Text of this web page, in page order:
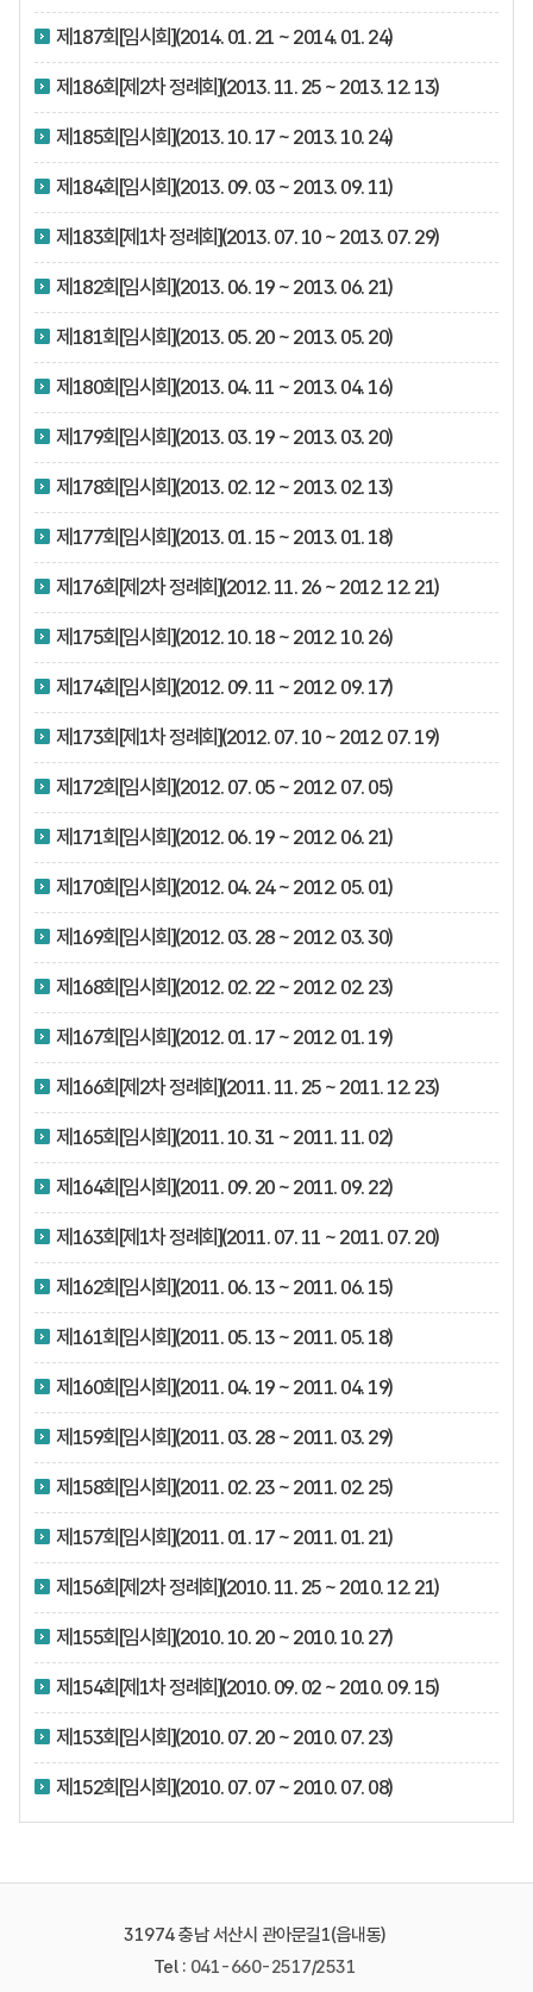
제187회[임시회](2014. 01. 21 ~ 2014. 01. 24)
제186회[제2차 정례회](2013. 11. 25 ~ 2013. 12. 13)
제185회[임시회](2013. 10. 17 ~ 2013. 10. 24)
제184회[임시회](2013. 09. 03 ~ 2013. 09. 11)
제183회[제1차 정례회](2013. 07. 10 ~ 2013. 07. 29)
제182회[임시회](2013. 06. 19 ~ 2013. 06. 21)
제181회[임시회](2013. 05. 20 ~ 2013. 05. 20)
제180회[임시회](2013. 04. 11 ~ 2013. 04. 16)
제179회[임시회](2013. 03. 19 ~ 2013. 03. 20)
제178회[임시회](2013. 02. 12 ~ 2013. 02. 13)
제177회[임시회](2013. 01. 15 ~ 2013. 01. 18)
제176회[제2차 정례회](2012. 11. 26 ~ 2012. 12. 21)
제175회[임시회](2012. 10. 18 ~ 2012. 10. 26)
제174회[임시회](2012. 09. 11 ~ 2012. 09. 17)
제173회[제1차 정례회](2012. 07. 10 ~ 2012. 07. 19)
제172회[임시회](2012. 07. 05 ~ 2012. 07. 05)
제171회[임시회](2012. 06. 19 ~ 2012. 06. 21)
제170회[임시회](2012. 04. 24 ~ 2012. 05. 01)
제169회[임시회](2012. 03. 28 ~ 2012. 03. 30)
제168회[임시회](2012. 02. 22 ~ 2012. 02. 23)
제167회[임시회](2012. 01. 17 ~ 2012. 01. 19)
제166회[제2차 정례회](2011. 11. 25 ~ 2011. 12. 23)
제165회[임시회](2011. 10. 31 ~ 2011. 11. 02)
제164회[임시회](2011. 09. 20 ~ 2011. 09. 22)
제163회[제1차 정례회](2011. 07. 11 ~ 2011. 07. 20)
제162회[임시회](2011. 06. 13 ~ 2011. 06. 15)
제161회[임시회](2011. 05. 13 ~ 2011. 05. 18)
제160회[임시회](2011. 04. 19 ~ 2011. 04. 19)
제159회[임시회](2011. 03. 28 ~ 2011. 03. 29)
제158회[임시회](2011. 02. 23 ~ 2011. 02. 25)
제157회[임시회](2011. 01. 17 ~ 2011. 01. 21)
제156회[제2차 정례회](2010. 11. 25 ~ 2010. 12. 21)
제155회[임시회](2010. 10. 20 ~ 2010. 10. 27)
제154회[제1차 정례회](2010. 09. 02 ~ 2010. 09. 15)
제153회[임시회](2010. 07. 20 ~ 2010. 07. 23)
제152회[임시회](2010. 07. 07 ~ 2010. 07. 08)
31974 충남 서산시 관아문길1(읍내동)
Tel : 041-660-2517/2531